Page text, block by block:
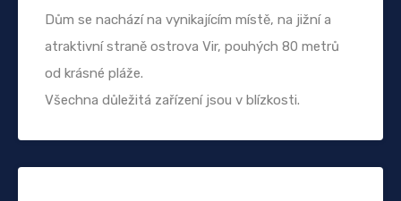
Dům se nachází na vynikajícím místě, na jižní a
atraktivní straně ostrova Vir, pouhých 80 metrů
od krásné pláže.
Všechna důležitá zařízení jsou v blízkosti.